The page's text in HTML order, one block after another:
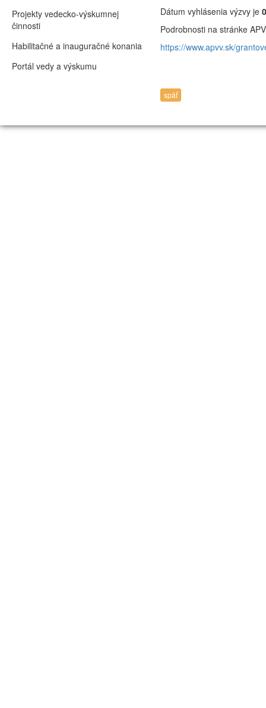
Dátum vyhlásenia výzvy je
Podrobnosti na stránke
https://www.apvv.sk/
späť
Projekty vedecko-výskumnej
činnosti
Habilitačné a inauguračné konania
Portál vedy a výskumu